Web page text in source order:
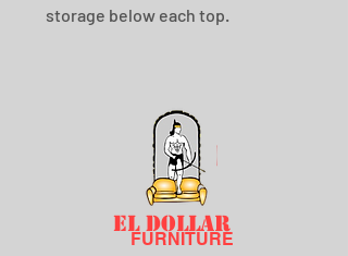
storage below each top.
EL DOLLAR
FURNITURE